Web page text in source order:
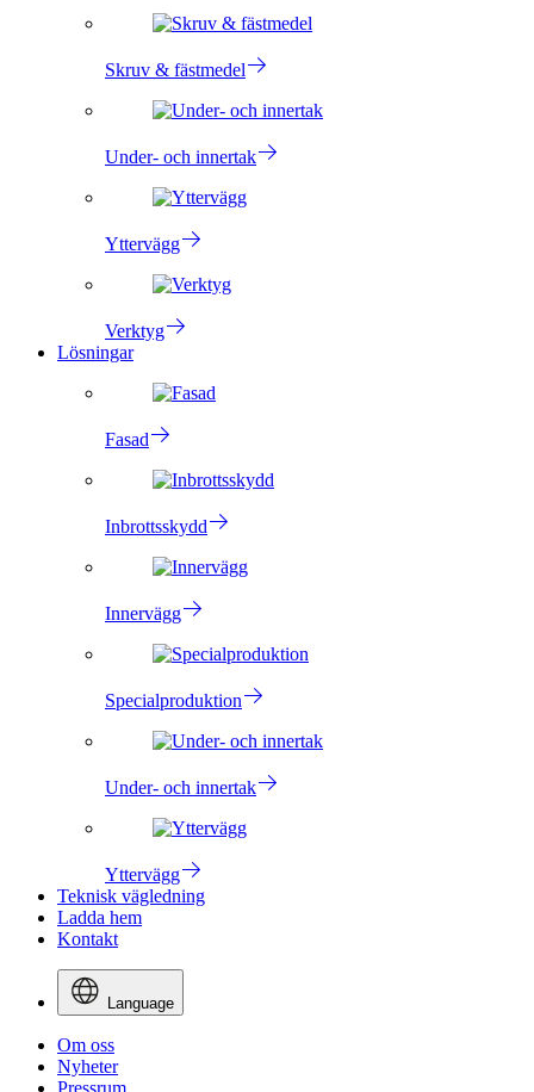
Skruv & fästmedel
Under- och innertak
Yttervägg
Verktyg
Lösningar
Fasad
Inbrottsskydd
Innervägg
Specialproduktion
Under- och innertak
Yttervägg
Teknisk vägledning
Ladda hem
Kontakt
Language
Om oss
Nyheter
Pressrum